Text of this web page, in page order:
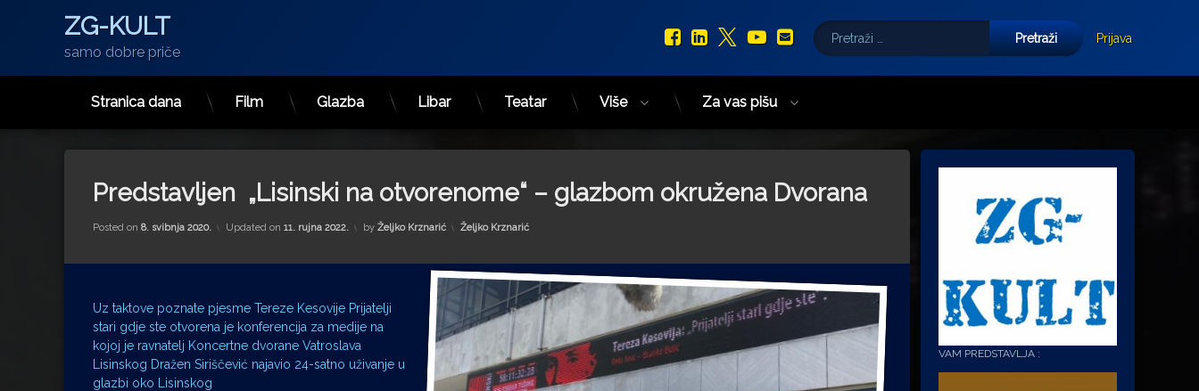
ZG-KULT
samo dobre priče
Facebook
LinkedIn
X.com
YouTube
E-mail
Pretraži:
Prijava
Stranica dana Film Glazba Libar Teatar Više Za vas pišu
Predstavljen „Lisinski na otvorenome“ – glazbom okružena Dvorana
Posted on 8. svibnja 2020. Updated on 11. rujna 2022. by Željko Krznarić Kategorije:
Željko Krznarić
Uz taktove poznate pjesme Tereze Kesovije Prijatelji
stari gdje ste otvorena je konferencija za medije na
kojoj je ravnatelj Koncertne dvorane Vatroslava
Lisinskog Dražen Siriščević najavio 24-satno uživanje u
glazbi oko Lisinskog
VAM PREDSTAVLJA :